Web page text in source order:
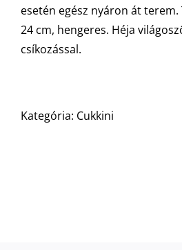
esetén egész nyáron át terem.
24 cm, hengeres. Héja
csíkozással.
Kategória: Cukkini